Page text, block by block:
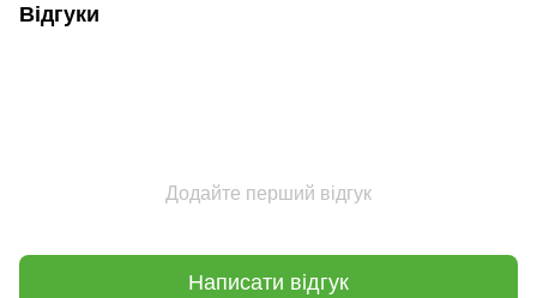
Відгуки
Додайте перший відгук
Написати відгук